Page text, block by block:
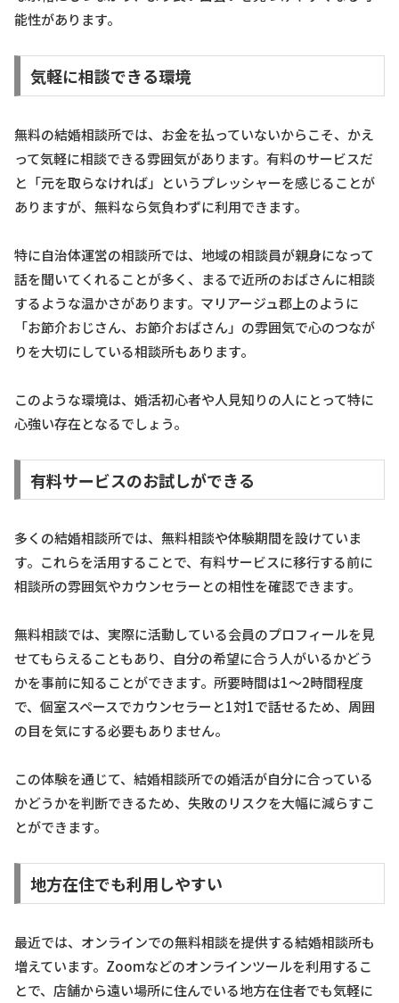
能性があります。
気軽に相談できる環境
無料の結婚相談所では、お金を払っていないからこそ、かえ
って気軽に相談できる雰囲気があります。有料のサービスだ
と「元を取らなければ」というプレッシャーを感じることが
ありますが、無料なら気負わずに利用できます。
特に自治体運営の相談所では、地域の相談員が親身になって
話を聞いてくれることが多く、まるで近所のおばさんに相談
するような温かさがあります。マリアージュ郡上のように
「お節介おじさん、お節介おばさん」の雰囲気で心のつなが
りを大切にしている相談所もあります。
このような環境は、婚活初心者や人見知りの人にとって特に
心強い存在となるでしょう。
有料サービスのお試しができる
多くの結婚相談所では、無料相談や体験期間を設けていま
す。これらを活用することで、有料サービスに移行する前に
相談所の雰囲気やカウンセラーとの相性を確認できます。
無料相談では、実際に活動している会員のプロフィールを見
せてもらえることもあり、自分の希望に合う人がいるかどう
かを事前に知ることができます。所要時間は1〜2時間程度
で、個室スペースでカウンセラーと1対1で話せるため、周囲
の目を気にする必要もありません。
この体験を通じて、結婚相談所での婚活が自分に合っている
かどうかを判断できるため、失敗のリスクを大幅に減らすこ
とができます。
地方在住でも利用しやすい
最近では、オンラインでの無料相談を提供する結婚相談所も
増えています。Zoomなどのオンラインツールを利用するこ
とで、店舗から遠い場所に住んでいる地方在住者でも気軽に